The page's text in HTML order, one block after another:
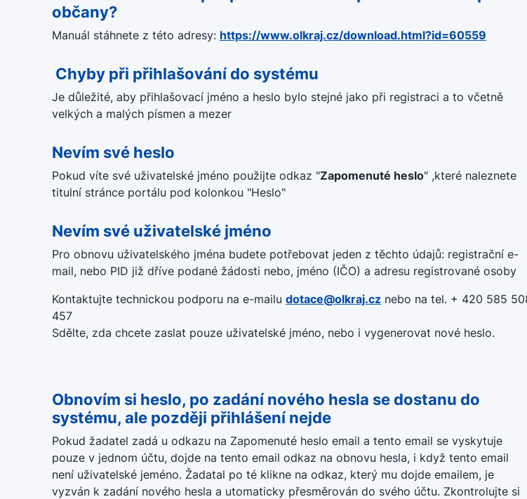
občany?
Manuál stáhnete z této adresy: https://www.olkraj.cz/download.html?id=60559
Chyby při přihlašování do systému
Je důležité, aby přihlašovací jméno a heslo bylo stejné jako při registraci a to včetně
velkých a malých písmen a mezer
Nevím své heslo
Pokud víte své uživatelské jméno použijte odkaz "Zapomenuté heslo" ,které naleznete
titulní stránce portálu pod kolonkou "Heslo"
Nevím své uživatelské jméno
Pro obnovu uživatelského jména budete potřebovat jeden z těchto údajů: registrační e-
mail, nebo PID již dříve podané žádosti nebo, jméno (IČO) a adresu registrované osoby
Kontaktujte technickou podporu na e-mailu dotace@olkraj.cz nebo na tel. + 420 585
457
Sdělte, zda chcete zaslat pouze uživatelské jméno, nebo i vygenerovat nové heslo.
Obnovím si heslo, po zadání nového hesla se dostanu do
systému, ale později přihlášení nejde
Pokud žadatel zadá u odkazu na Zapomenuté heslo email a tento email se vyskytuje
pouze v jednom účtu, dojde na tento email odkaz na obnovu hesla, i když tento email
není uživatelské jeméno. Žadatal po té klikne na odkaz, který mu dojde emailem, je
vyzván k zadání nového hesla a utomaticky přesměrován do svého účtu. Zkontrolujte si